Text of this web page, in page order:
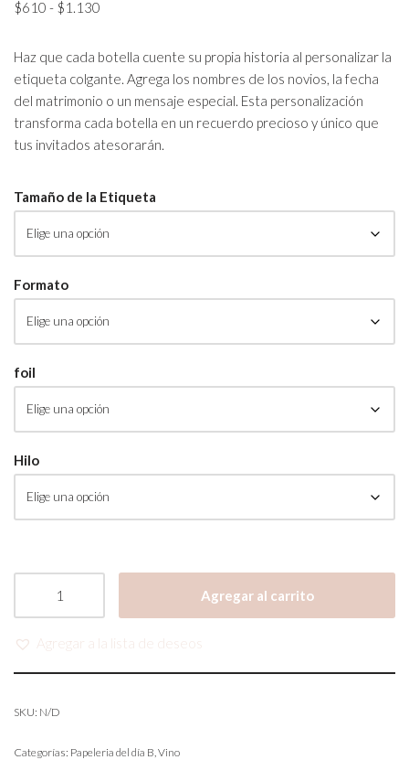
$610 - $1.130
Haz que cada botella cuente su propia historia al personalizar la
etiqueta colgante. Agrega los nombres de los novios, la fecha
del matrimonio o un mensaje especial. Esta personalización
transforma cada botella en un recuerdo precioso y único que
tus invitados atesorarán.
Tamaño de la Etiqueta
Formato
foil
Hilo
Agregar al carrito
Agregar a la lista de deseos
SKU: N/D
Categorías: Papeleria del día B Vino